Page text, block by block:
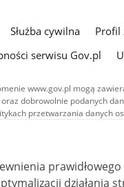
Służba cywilna Profil
serwisu Gov.pl
www.gov.pl mogą
dobrowolnie podanych
przetwarzania danych
publikowane w
na licencji typu Creative
4.0 (CC BY-SA 4.0).
na licencji typu
zależnych 4.0 (CC BY-
działania strony.